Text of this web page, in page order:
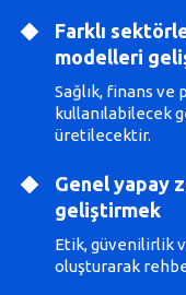
Farklı
modelleri
Sağlık, finans ve
kullanılabilecek
üretilecektir.
Genel yapay
geliştirmek
Etik, güvenilirlik
oluşturarak